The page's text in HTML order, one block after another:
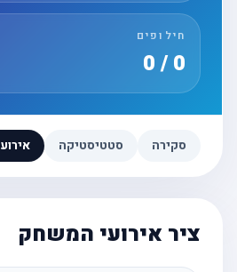
חילופים
סקירה סטטיסטיקה אירועים
ציר אירועי המשחק